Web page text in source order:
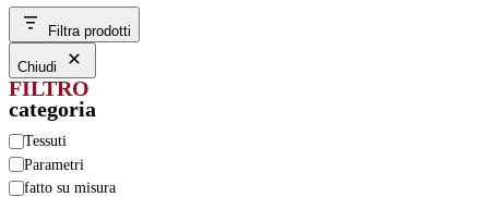
Filtra prodotti
Chiudi
FILTRO
categoria
Categoria
Tessuti
Parametri
fatto su misura